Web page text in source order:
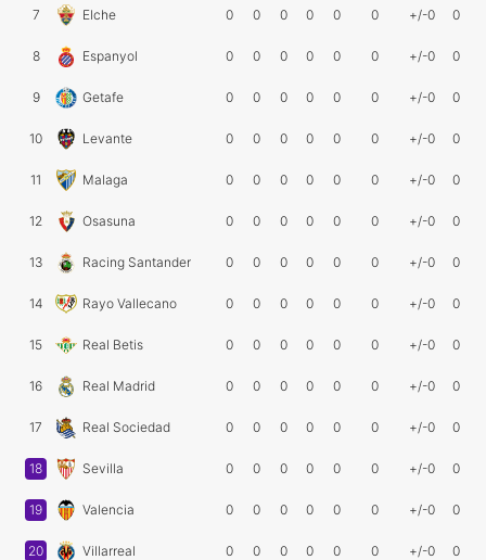
7 Elche 0 0 0 0 0 0 +/-0 0
8 Espanyol 0 0 0 0 0 0 +/-0 0
9 Getafe 0 0 0 0 0 0 +/-0 0
10 Levante 0 0 0 0 0 0 +/-0 0
11 Malaga 0 0 0 0 0 0 +/-0 0
12 Osasuna 0 0 0 0 0 0 +/-0 0
13 Racing Santander 0 0 0 0 0 0 +/-0 0
14 Rayo Vallecano 0 0 0 0 0 0 +/-0 0
15 Real Betis 0 0 0 0 0 0 +/-0 0
16 Real Madrid 0 0 0 0 0 0 +/-0 0
17 Real Sociedad 0 0 0 0 0 0 +/-0 0
18 Sevilla 0 0 0 0 0 0 +/-0 0
19 Valencia 0 0 0 0 0 0 +/-0 0
20 Villarreal 0 0 0 0 0 0 +/-0 0